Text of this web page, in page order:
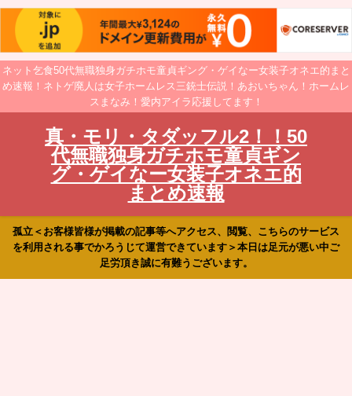
ネット乞食50代無職独身ガチホモ童貞ギング・ゲイなー女装子オネエ的まと
め速報！ネトゲ廃人は女子ホームレス三銃士伝説！あおいちゃん！ホームレ
スまなみ！愛内アイラ応援してます！
真・モリ・タダッフル2！！50
代無職独身ガチホモ童貞ギン
グ・ゲイなー女装子オネエ的
まとめ速報
孤立＜お客様皆様が掲載の記事等へアクセス、閲覧、こちらのサービス
を利用される事でかろうじて運営できています＞本日は足元が悪い中ご
足労頂き誠に有難うございます。